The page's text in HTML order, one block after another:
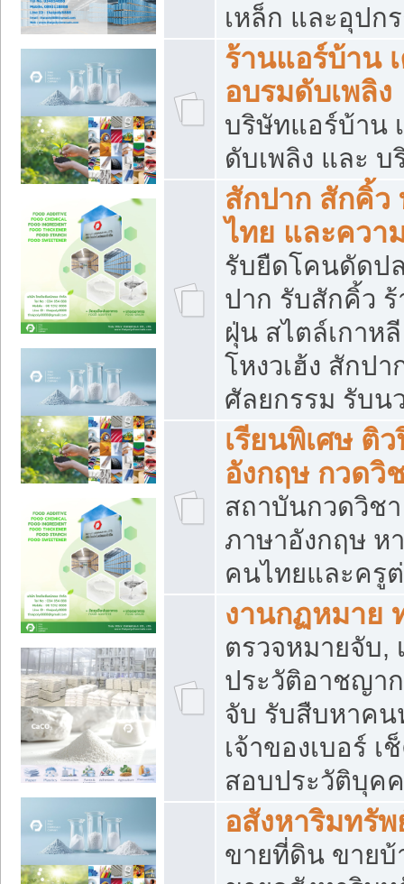
เหล็ก และอุปก
ร้านแอร์บ้าน
อบรมดับเพลิง
บริษัทแอร์บ้าน
ดับเพลิง และ
สักปาก สักคิ้
ไทย และควา
รับยืดโคนดัดป
ปาก รับสักคิ้ว
ฝุ่น สไตล์เกาห
โหงวเฮ้ง สักป
ศัลยกรรม รับน
เรียนพิเศษ ติ
อังกฤษ กวดวิ
สถาบันกวดวิช
ภาษาอังกฤษ ห
คนไทยและครู
งานกฏหมาย
ตรวจหมายจับ,
ประวัติอาชญา
จับ รับสืบหาคน
เจ้าของเบอร์
สอบประวัติบุค
อสังหาริมทรัพ
ขายที่ดิน ขายบ้